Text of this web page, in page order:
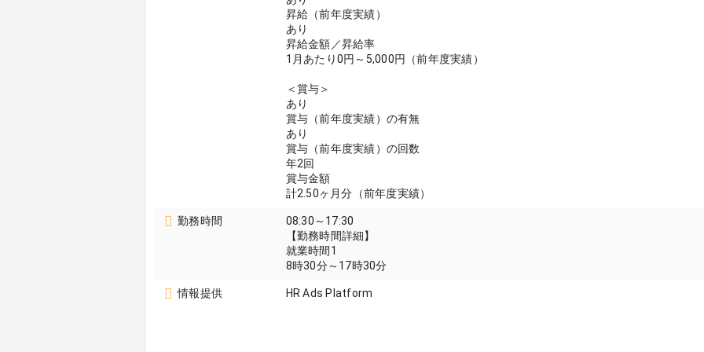
昇給（前年度実績）
あり
昇給金額／昇給率
1月あたり0円～5,000円（前年度実績）
＜賞与＞
あり
賞与（前年度実績）の有無
あり
賞与（前年度実績）の回数
年2回
賞与金額
計2.50ヶ月分（前年度実績）
勤務時間
08:30～17:30
【勤務時間詳細】
就業時間1
8時30分～17時30分
情報提供 HR Ads Platform